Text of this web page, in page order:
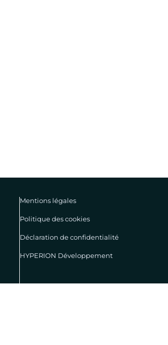
Mentions légales
Politique des cookies
Déclaration de confidentialité
HYPERION Développement